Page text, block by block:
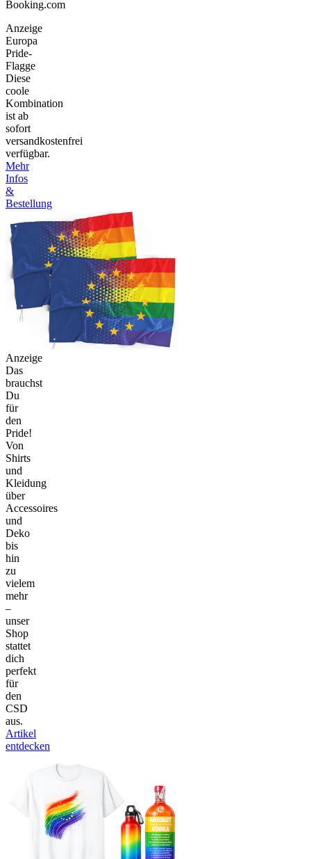
Booking.com
Anzeige
Europa
Pride-
Flagge
Diese
coole
Kombination
ist ab
sofort
versandkostenfrei
verfügbar.
Mehr
Infos
&
Bestellung
Anzeige
Das
brauchst
Du
für
den
Pride!
Von
Shirts
und
Kleidung
über
Accessoires
und
Deko
bis
hin
zu
vielem
mehr
–
unser
Shop
stattet
dich
perfekt
für
den
CSD
aus.
Artikel
entdecken